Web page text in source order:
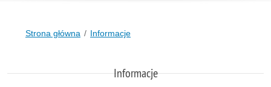
Strona główna Informacje
Informacje